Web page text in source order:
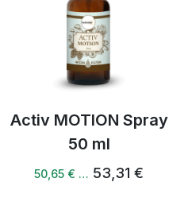
Activ MOTION Spray
50 ml
50,65 € … 53,31 €